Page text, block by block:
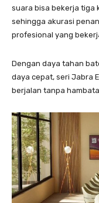
suara bisa bekerja tiga
sehingga akurasi
profesional yang
Dengan daya tahan
daya cepat, seri Jabra
berjalan tanpa